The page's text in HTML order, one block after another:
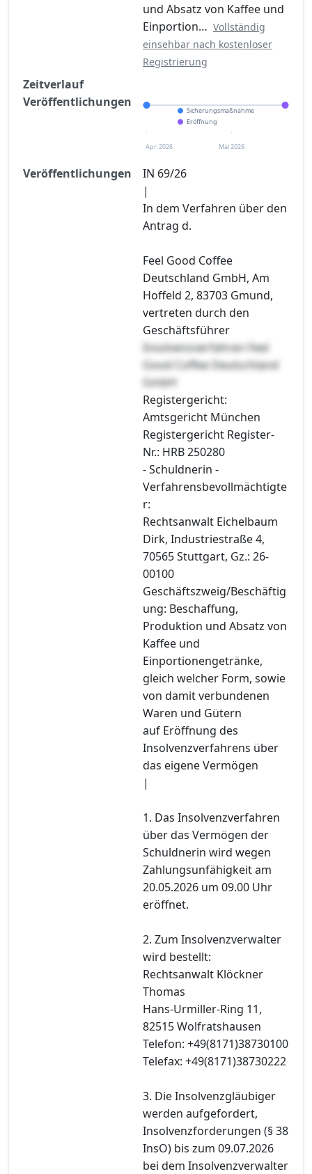
und Absatz von Kaffee und
Einportion… Vollständig
einsehbar nach kostenloser
Registrierung
Zeitverlauf
Veröffentlichungen
Sicherungsmaßnahme
Eröffnung
Apr. 2026 Mai 2026
Veröffentlichungen
IN 69/26
|
In dem Verfahren über den
Antrag d.
Feel Good Coffee
Deutschland GmbH, Am
Hoffeld 2, 83703 Gmund,
vertreten durch den
Geschäftsführer
Insolvenzverfahren Feel
Good Coffee Deutschland
GmbH
Registergericht:
Amtsgericht München
Registergericht Register-
Nr.: HRB 250280
- Schuldnerin -
Verfahrensbevollmächtigte
r:
Rechtsanwalt Eichelbaum
Dirk, Industriestraße 4,
70565 Stuttgart, Gz.: 26-
00100
Geschäftszweig/Beschäftig
ung: Beschaffung,
Produktion und Absatz von
Kaffee und
Einportionengetränke,
gleich welcher Form, sowie
von damit verbundenen
Waren und Gütern
auf Eröffnung des
Insolvenzverfahrens über
das eigene Vermögen
|
1. Das Insolvenzverfahren
über das Vermögen der
Schuldnerin wird wegen
Zahlungsunfähigkeit am
20.05.2026 um 09.00 Uhr
eröffnet.
2. Zum Insolvenzverwalter
wird bestellt:
Rechtsanwalt Klöckner
Thomas
Hans-Urmiller-Ring 11,
82515 Wolfratshausen
Telefon: +49(8171)38730100
Telefax: +49(8171)38730222
3. Die Insolvenzgläubiger
werden aufgefordert,
Insolvenzforderungen (§ 38
InsO) bis zum 09.07.2026
bei dem Insolvenzverwalter